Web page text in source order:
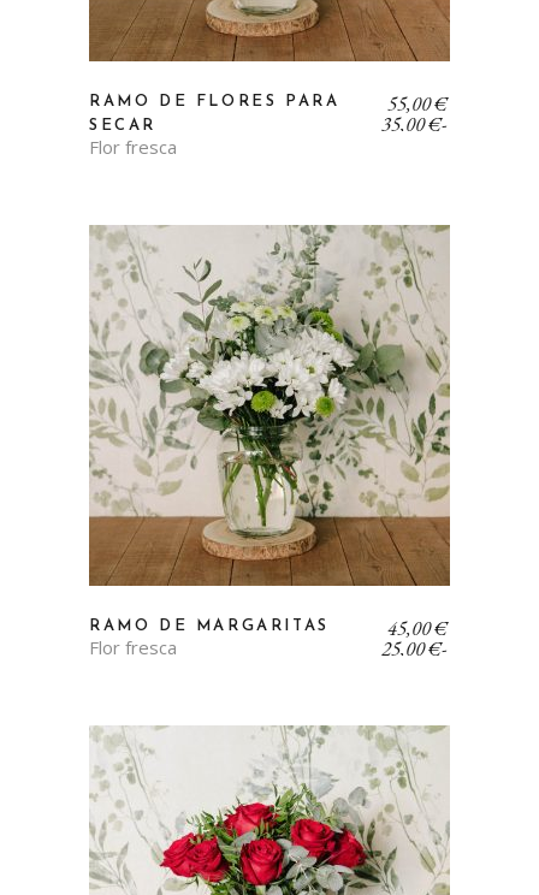
RAMO DE FLORES PARA
SECAR
Flor fresca
35,00€-
55,00€Rango
de
55,00 €
RAMO DE MARGARITAS
Flor fresca 25,00€-
45,00€Rango
de
hasta